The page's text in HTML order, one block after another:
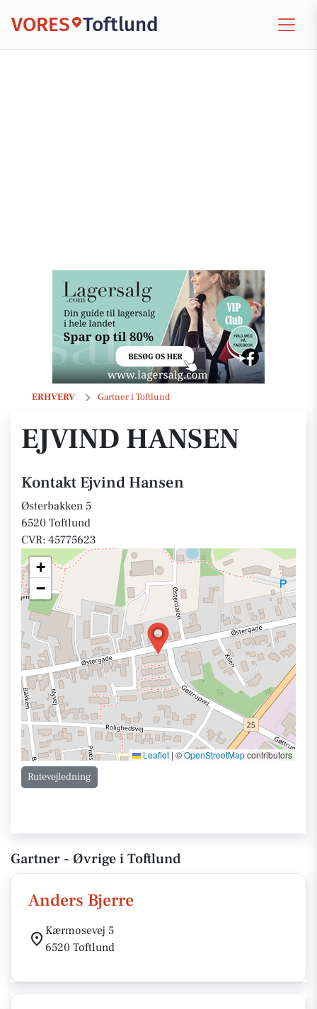
VORES Toftlund
ERHVERV Gartner i Toftlund
Ejvind Hansen
EJVIND HANSEN
Kontakt Ejvind Hansen
Østerbakken 5
6520 Toftlund
CVR: 45775623
+
−
Leaflet | ©OpenStreetMapcontributors
Rutevejledning
Gartner - Øvrige i Toftlund
Anders Bjerre
Kærmosevej 5
6520 Toftlund